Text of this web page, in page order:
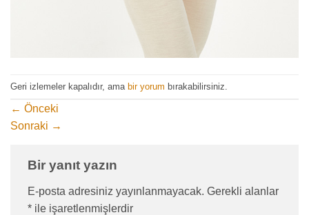
Geri izlemeler kapalıdır, ama bir yorum bırakabilirsiniz.
← Önceki
Sonraki →
Bir yanıt yazın
E-posta adresiniz yayınlanmayacak. Gerekli alanlar
* ile işaretlenmişlerdir